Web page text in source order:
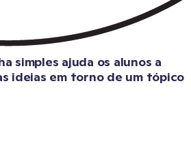
simples ajuda os alunos a
ideias em torno de um tópico